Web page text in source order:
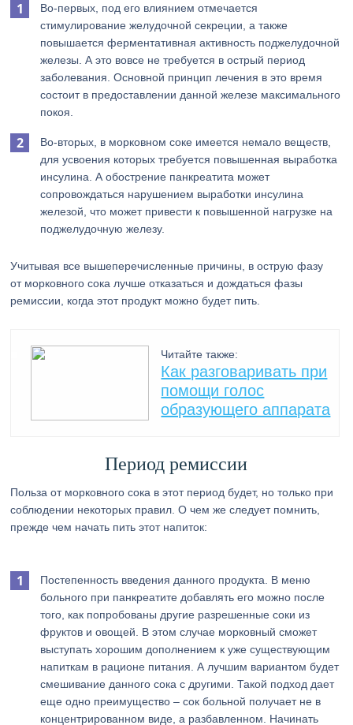
Во-первых, под его влиянием отмечается
стимулирование желудочной секреции, а также
повышается ферментативная активность поджелудочной
железы. А это вовсе не требуется в острый период
заболевания. Основной принцип лечения в это время
состоит в предоставлении данной железе максимального
покоя.
Во-вторых, в морковном соке имеется немало веществ,
для усвоения которых требуется повышенная выработка
инсулина. А обострение панкреатита может
сопровождаться нарушением выработки инсулина
железой, что может привести к повышенной нагрузке на
поджелудочную железу.
Учитывая все вышеперечисленные причины, в острую фазу
от морковного сока лучше отказаться и дождаться фазы
ремиссии, когда этот продукт можно будет пить.
Читайте также:
Как разговаривать при
помощи голос
образующего аппарата
Период ремиссии
Польза от морковного сока в этот период будет, но только при
соблюдении некоторых правил. О чем же следует помнить,
прежде чем начать пить этот напиток:
Постепенность введения данного продукта. В меню
больного при панкреатите добавлять его можно после
того, как попробованы другие разрешенные соки из
фруктов и овощей. В этом случае морковный сможет
выступать хорошим дополнением к уже существующим
напиткам в рационе питания. А лучшим вариантом будет
смешивание данного сока с другими. Такой подход дает
еще одно преимущество – сок больной получает не в
концентрированном виде, а разбавленном. Начинать